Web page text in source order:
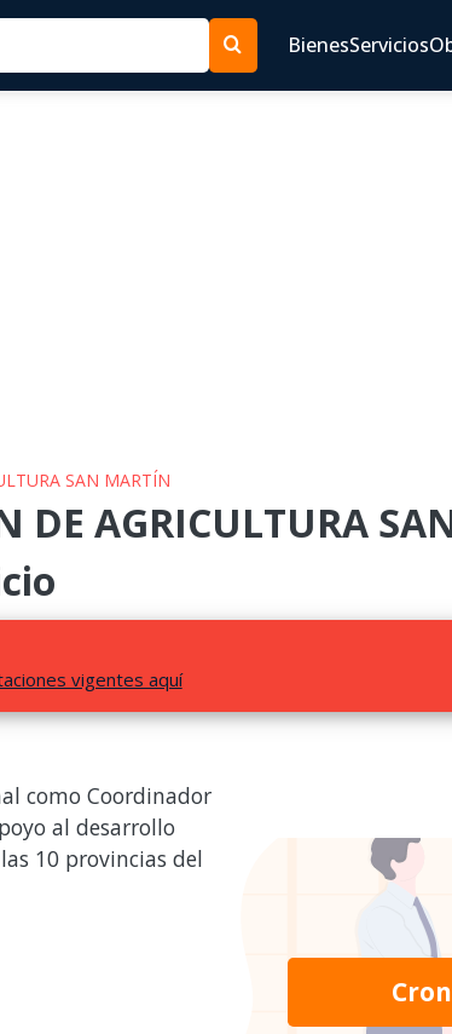
BienesServicios
SAN MARTÍN
DE AGRICULTURA
vigentes aquí
como Coordinador
al desarrollo
10 provincias del